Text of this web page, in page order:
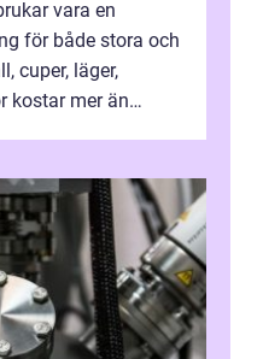
vara en
för både stora och
cuper, läger,
kostar mer än